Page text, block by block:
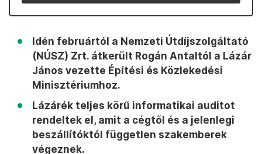
Idén februártól a Nemzeti Útdíjszolgáltató
(NÚSZ) Zrt. átkerült Rogán Antaltól a Lázár
János vezette Építési és Közlekedési
Minisztériumhoz.
Lázárék teljes körű informatikai auditot
rendeltek el, amit a cégtől és a jelenlegi
beszállítóktól független szakemberek
végeznek.